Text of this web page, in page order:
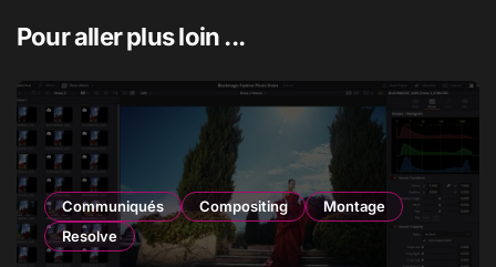
Pour aller plus loin ...
Communiqués Compositing
Montage
Resolve